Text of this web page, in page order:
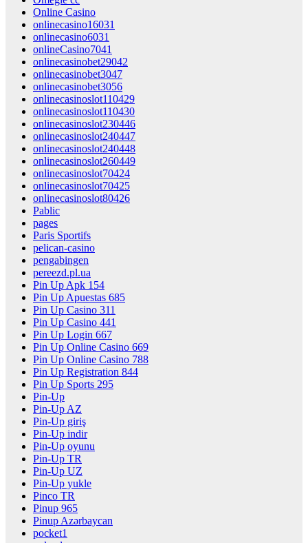
Online Casino
onlinecasino16031
onlinecasino6031
onlineCasino7041
onlinecasinobet29042
onlinecasinobet3047
onlinecasinobet3056
onlinecasinoslot110429
onlinecasinoslot110430
onlinecasinoslot230446
onlinecasinoslot240447
onlinecasinoslot240448
onlinecasinoslot260449
onlinecasinoslot70424
onlinecasinoslot70425
onlinecasinoslot80426
Pablic
pages
Paris Sportifs
pelican-casino
pengabingen
pereezd.pl.ua
Pin Up Apk 154
Pin Up Apuestas 685
Pin Up Casino 311
Pin Up Casino 441
Pin Up Login 667
Pin Up Online Casino 669
Pin Up Online Casino 788
Pin Up Registration 844
Pin Up Sports 295
Pin-Up
Pin-Up AZ
Pin-Up giriş
Pin-Up indir
Pin-Up oyunu
Pin-Up TR
Pin-Up UZ
Pin-Up yukle
Pinco TR
Pinup 965
Pinup Azərbaycan
pocket1